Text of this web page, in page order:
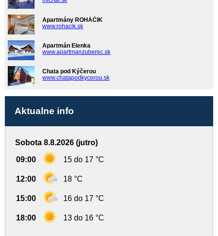
Apartmány ROHÁČIK
www.rohacik.sk
Apartmán Elenka
www.apartmanzuberec.sk
Chata pod Kýčerou
www.chatapodkycerou.sk
Aktualne info
Sobota 8.8.2026 (jutro)
09:00 15 do 17 °C
12:00 18 °C
15:00 16 do 17 °C
18:00 13 do 16 °C